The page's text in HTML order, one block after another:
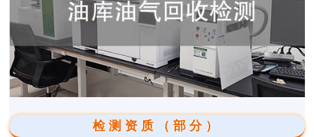
检测资质（部分）